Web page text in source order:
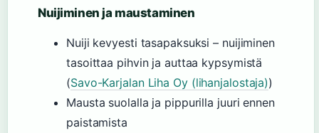
Nuijiminen ja maustaminen
Nuiji kevyesti tasapaksuksi – nuijiminen
tasoittaa pihvin ja auttaa kypsymistä
(Savo-Karjalan Liha Oy (lihanjalostaja))
Mausta suolalla ja pippurilla juuri ennen
paistamista